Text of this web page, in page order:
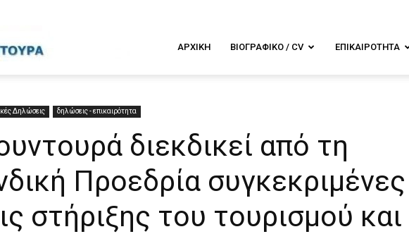
Κουντουρά
ΑΡΧΙΚΉ ΒΙΟΓΡΑΦΙΚΌ / CV ΕΠΙΚΑΙΡΌΤΗΤΑ
Δηλώσεις δηλώσεις - επικαιρότητα
διεκδικεί από τη
Προεδρία συγκεκριμένες
στήριξης του τουρισμού και